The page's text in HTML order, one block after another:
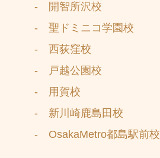
- 開智所沢校
- 聖ドミニコ学園校
- 西荻窪校
- 戸越公園校
- 用賀校
- 新川崎鹿島田校
- OsakaMetro都島駅前校